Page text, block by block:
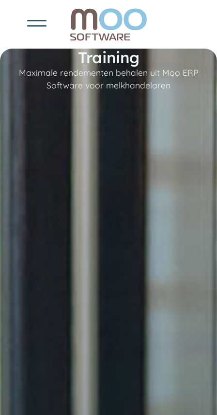
Training
Maximale rendementen behalen uit Moo ERP
Software voor melkhandelaren